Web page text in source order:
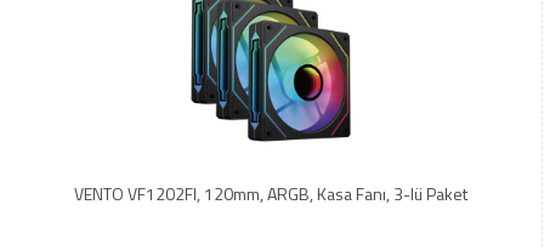
VENTO VF1202FI, 120mm, ARGB, Kasa Fanı, 3-lü Paket